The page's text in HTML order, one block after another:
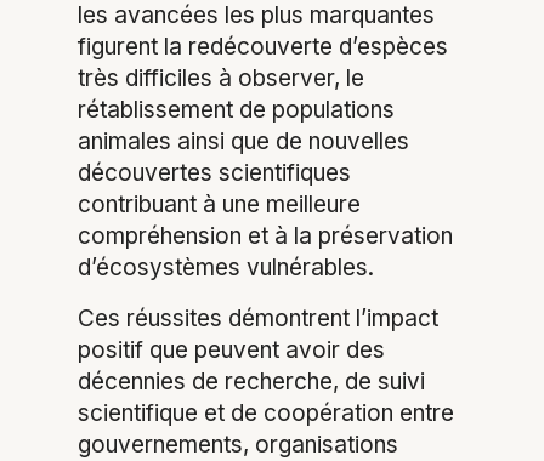
les avancées les plus marquantes
figurent la redécouverte d’espèces
très difficiles à observer, le
rétablissement de populations
animales ainsi que de nouvelles
découvertes scientifiques
contribuant à une meilleure
compréhension et à la préservation
d’écosystèmes vulnérables.
Ces réussites démontrent l’impact
positif que peuvent avoir des
décennies de recherche, de suivi
scientifique et de coopération entre
gouvernements, organisations